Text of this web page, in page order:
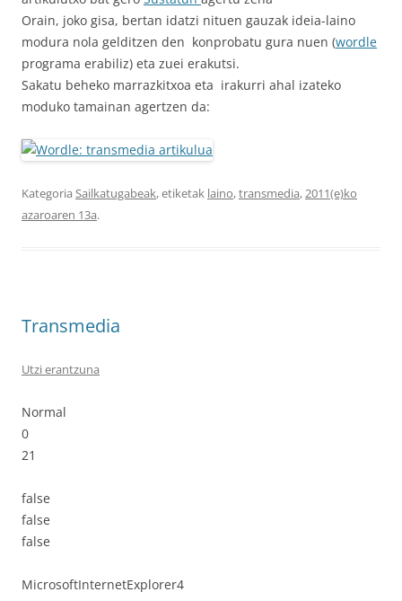
Orain, joko gisa, bertan idatzi nituen gauzak ideia-laino
modura nola gelditzen den konprobatu gura nuen (wordle
programa erabiliz) eta zuei erakutsi.
Sakatu beheko marrazkitxoa eta irakurri ahal izateko
moduko tamainan agertzen da:
Kategoria Sailkatugabeak, etiketak laino,transmedia, 2011(e)ko
azaroaren 13a.
Transmedia
Utzi erantzuna
Normal
0
21
false
false
false
MicrosoftInternetExplorer4